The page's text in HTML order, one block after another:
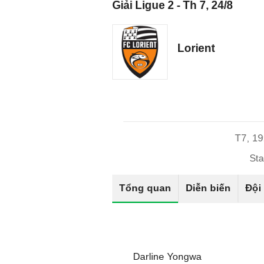
Giải Ligue 2 - Th 7, 24/8
Lorient
T7,
Tổng quan Diễn biến Đội
Darline Yongwa